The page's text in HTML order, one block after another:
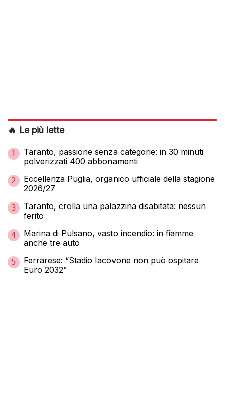
🔥 Le più lette
1
Taranto, passione senza categorie: in 30 minuti
polverizzati 400 abbonamenti
2
Eccellenza Puglia, organico ufficiale della stagione
2026/27
3
Taranto, crolla una palazzina disabitata: nessun
ferito
4
Marina di Pulsano, vasto incendio: in fiamme
anche tre auto
5
Ferrarese: “Stadio Iacovone non può ospitare
Euro 2032”